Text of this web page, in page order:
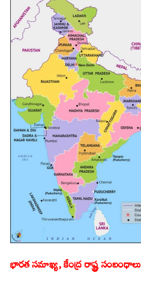
భారత సమాఖ్య, కేంద్ర రాష్ట్ర సంబంధాలు